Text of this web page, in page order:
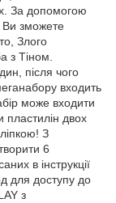
За допомогою
Ви зможете
Злого
з Тіном.
після чого
входить
може входити
пластилін двох
З
6
в інструкції
для доступу до
з